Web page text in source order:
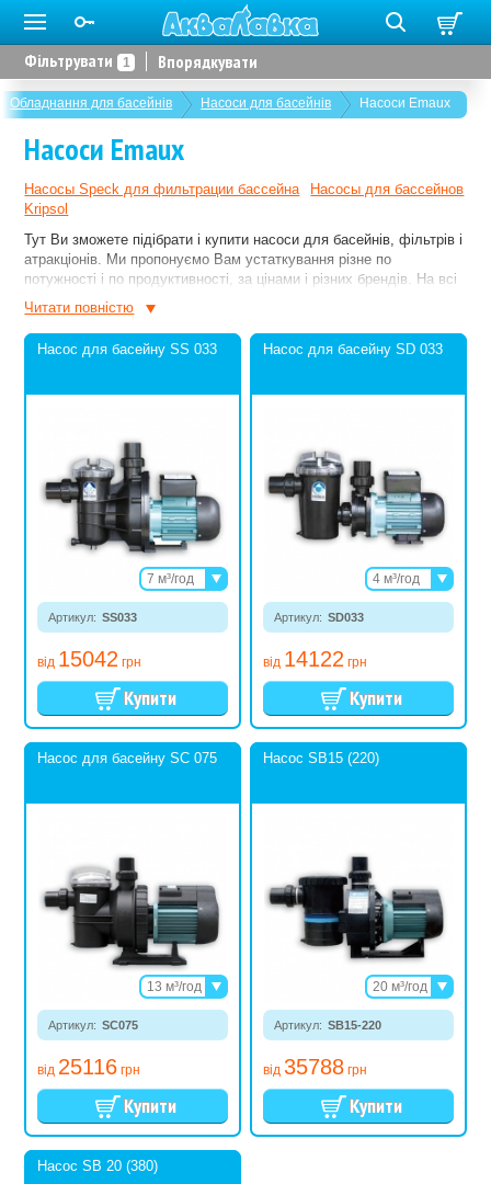
Обладнання для басейнів Насоси для басейнів Насоси Emaux
Насоси Emaux
Фільтрувати 1 Впорядкувати
Насосы Speck для фильтрации бассейна
Насосы для бассейнов
Kripsol
Тут Ви зможете підібрати і купити насоси для басейнів, фільтрів і
атракціонів. Ми пропонуємо Вам устаткування різне по
потужності і по продуктивності, за цінами і різних брендів. На всі
позиції підтримується гарантія. Якщо Вам знадобиться
кваліфікована консультація, завжди будемо раді відповісти на
Ваші запитання.
Читати повнiстю
Насос для басейну SS 033
Артикул: SS033
від 15042 грн
7 м³/год
Насос для басейну SD 033
Артикул: SD033
від 14122 грн
4 м³/год
Насос для басейну SC 075
Артикул: SC075
від 25116 грн
13 м³/год
17 м³/год
Насос SB15 (220)
Артикул: SB15-220
від 35788 грн
20 м³/год
25 м³/год
29 м³/год
Насос SB 20 (380)